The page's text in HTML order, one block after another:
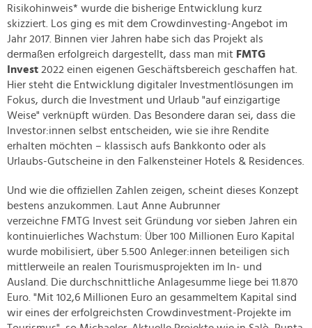
Risikohinweis* wurde die bisherige Entwicklung kurz
skizziert. Los ging es mit dem Crowdinvesting-Angebot im
Jahr 2017. Binnen vier Jahren habe sich das Projekt als
dermaßen erfolgreich dargestellt, dass man mit FMTG
Invest 2022 einen eigenen Geschäftsbereich geschaffen hat.
Hier steht die Entwicklung digitaler Investmentlösungen im
Fokus, durch die Investment und Urlaub "auf einzigartige
Weise" verknüpft würden. Das Besondere daran sei, dass die
Investor:innen selbst entscheiden, wie sie ihre Rendite
erhalten möchten – klassisch aufs Bankkonto oder als
Urlaubs-Gutscheine in den Falkensteiner Hotels & Residences.
Und wie die offiziellen Zahlen zeigen, scheint dieses Konzept
bestens anzukommen. Laut Anne Aubrunner
verzeichne FMTG Invest seit Gründung vor sieben Jahren ein
kontinuierliches Wachstum: Über 100 Millionen Euro Kapital
wurde mobilisiert, über 5.500 Anleger:innen beteiligen sich
mittlerweile an realen Tourismusprojekten im In- und
Ausland. Die durchschnittliche Anlagesumme liege bei 11.870
Euro. "Mit 102,6 Millionen Euro an gesammeltem Kapital sind
wir eines der erfolgreichsten Crowdinvestment-Projekte im